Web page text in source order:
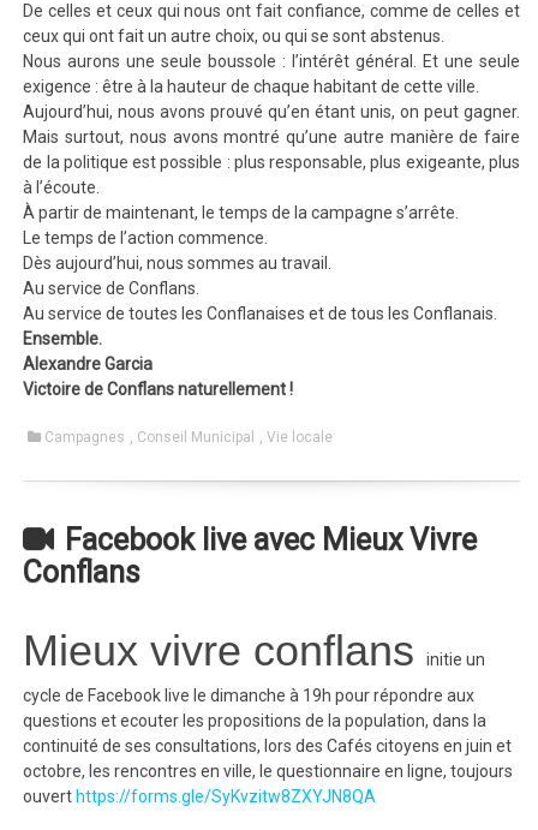
De celles et ceux qui nous ont fait confiance, comme de celles et
ceux qui ont fait un autre choix, ou qui se sont abstenus.
Nous aurons une seule boussole : l’intérêt général. Et une seule
exigence : être à la hauteur de chaque habitant de cette ville.
Aujourd’hui, nous avons prouvé qu’en étant unis, on peut gagner.
Mais surtout, nous avons montré qu’une autre manière de faire
de la politique est possible : plus responsable, plus exigeante, plus
à l’écoute.
À partir de maintenant, le temps de la campagne s’arrête.
Le temps de l’action commence.
Dès aujourd’hui, nous sommes au travail.
Au service de Conflans.
Au service de toutes les Conflanaises et de tous les Conflanais.
Ensemble.
Alexandre Garcia
Victoire de Conflans naturellement !
Campagnes , Conseil Municipal ,Vie locale
Facebook live avec Mieux Vivre
Conflans
Mieux vivre conflansinitie un
cycle de Facebook live le dimanche à 19h pour répondre aux
questions et ecouter les propositions de la population, dans la
continuité de ses consultations, lors des Cafés citoyens en juin et
octobre, les rencontres en ville, le questionnaire en ligne, toujours
ouvert https://forms.gle/SyKvzitw8ZXYJN8QA